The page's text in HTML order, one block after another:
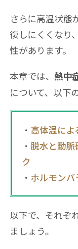
さらに高温状態
復しにくくなり
性があります。
本章では、 熱中
について、以下
高体温に
脱水と動脈
ク
ホルモン
以下で、それぞ
ましょう。